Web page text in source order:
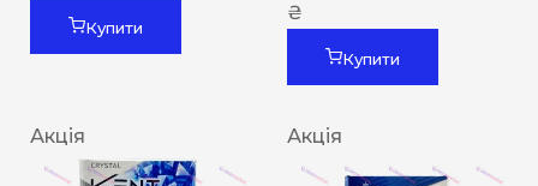
Купити
₴
Купити
Акція Акція